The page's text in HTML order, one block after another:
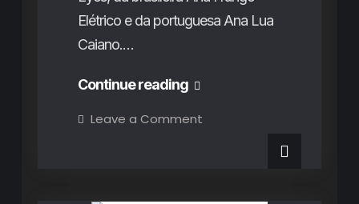
Elétrico e da portuguesa Ana Lua
Caiano.…
Continue readingPrimavera
Leave a Commenton